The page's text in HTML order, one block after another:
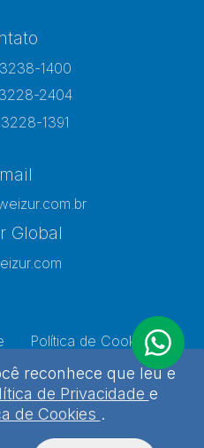
1400
2404
1391
Global
Política de Cookies
de Cookies
os direitos reservados
reconhece que leu e
de Privacidade e
de Cookies .